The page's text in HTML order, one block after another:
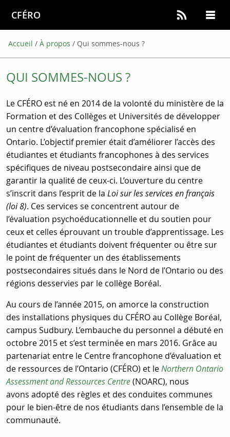
CFÉRO
Accueil / À propos / Qui sommes-nous ?
QUI SOMMES-NOUS ?
Le CFÉRO est né en 2014 de la volonté du ministère de la
Formation et des Collèges et Universités de développer
un centre d’évaluation francophone spécialisé en
Ontario. L’objectif premier était d’améliorer l’accès des
étudiantes et étudiants francophones à des services
spécifiques de niveau postsecondaire ainsi que de
garantir la qualité de ceux-ci. L’ouverture du centre
s’inscrit dans l’esprit de la Loi sur les services en français
(loi 8). Ces services se concentrent autour de
l’évaluation psychoéducationnelle et du soutien pour
ceux et celles éprouvant un trouble d’apprentissage. Les
étudiantes et étudiants doivent fréquenter ou être sur
le point de fréquenter un des établissements
postsecondaires situés dans le Nord de l’Ontario ou des
régions desservies par le collège Boréal.
Au cours de l’année 2015, on amorce la construction
des installations physiques du CFÉRO au Collège Boréal,
campus Sudbury. L’embauche du personnel a débuté en
octobre 2015 et s’est terminée en mars 2016. Grâce au
partenariat entre le Centre francophone d’évaluation et
de ressources de l’Ontario (CFÉRO) et leNorthern Ontario
Assessment and Ressources Centre(NOARC), nous
avons adopté des règles et des conduites communes
pour le bien-être de nos étudiants dans l’ensemble de la
communauté.